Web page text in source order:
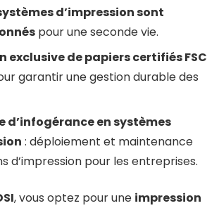
d’impression sont
pour une seconde vie.
exclusive de papiers certifiés FSC
garantir une gestion durable des
d’infogérance en systèmes
: déploiement et maintenance
d’impression pour les entreprises.
, vous optez pour une impression